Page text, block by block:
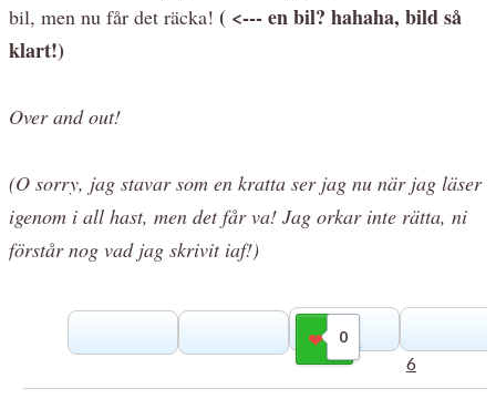
bil, men nu får det räcka! ( <--- en bil? hahaha, bild så
klart!)
Over and out!
(O sorry, jag stavar som en kratta ser jag nu när jag läser
igenom i all hast, men det får va! Jag orkar inte rätta, ni
förstår nog vad jag skrivit iaf!)
0
Gilla
6